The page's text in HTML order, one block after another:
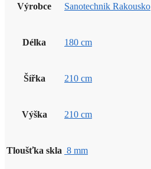
Výrobce Sanotechnik Rakousko
Délka 180 cm
Šířka 210 cm
Výška 210 cm
Tloušťka skla 8 mm